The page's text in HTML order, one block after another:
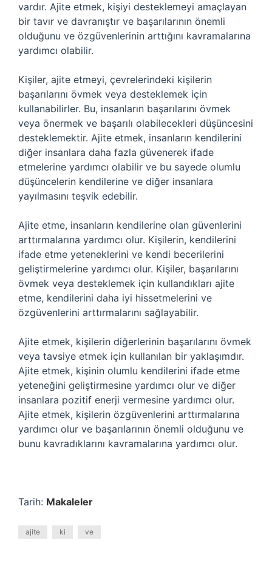
vardır. Ajite etmek, kişiyi desteklemeyi amaçlayan
bir tavır ve davranıştır ve başarılarının önemli
olduğunu ve özgüvenlerinin arttığını kavramalarına
yardımcı olabilir.
Kişiler, ajite etmeyi, çevrelerindeki kişilerin
başarılarını övmek veya desteklemek için
kullanabilirler. Bu, insanların başarılarını övmek
veya önermek ve başarılı olabilecekleri düşüncesini
desteklemektir. Ajite etmek, insanların kendilerini
diğer insanlara daha fazla güvenerek ifade
etmelerine yardımcı olabilir ve bu sayede olumlu
düşüncelerin kendilerine ve diğer insanlara
yayılmasını teşvik edebilir.
Ajite etme, insanların kendilerine olan güvenlerini
arttırmalarına yardımcı olur. Kişilerin, kendilerini
ifade etme yeteneklerini ve kendi becerilerini
geliştirmelerine yardımcı olur. Kişiler, başarılarını
övmek veya desteklemek için kullandıkları ajite
etme, kendilerini daha iyi hissetmelerini ve
özgüvenlerini arttırmalarını sağlayabilir.
Ajite etmek, kişilerin diğerlerinin başarılarını övmek
veya tavsiye etmek için kullanılan bir yaklaşımdır.
Ajite etmek, kişinin olumlu kendilerini ifade etme
yeteneğini geliştirmesine yardımcı olur ve diğer
insanlara pozitif enerji vermesine yardımcı olur.
Ajite etmek, kişilerin özgüvenlerini arttırmalarına
yardımcı olur ve başarılarının önemli olduğunu ve
bunu kavradıklarını kavramalarına yardımcı olur.
Tarih: Makaleler
ajite ki ve